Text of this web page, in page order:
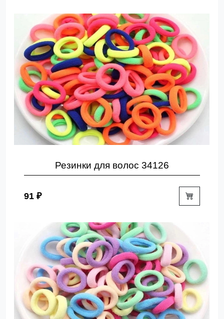
Резинки для волос 34126
91 ₽